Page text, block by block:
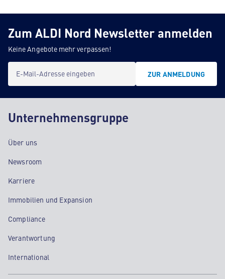
Zum ALDI Nord Newsletter anmelden
Keine Angebote mehr verpassen!
E-Mail-Adresse eingeben ZUR ANMELDUNG
Unternehmensgruppe
Über uns
Newsroom
Karriere
Immobilien und Expansion
Compliance
Verantwortung
International